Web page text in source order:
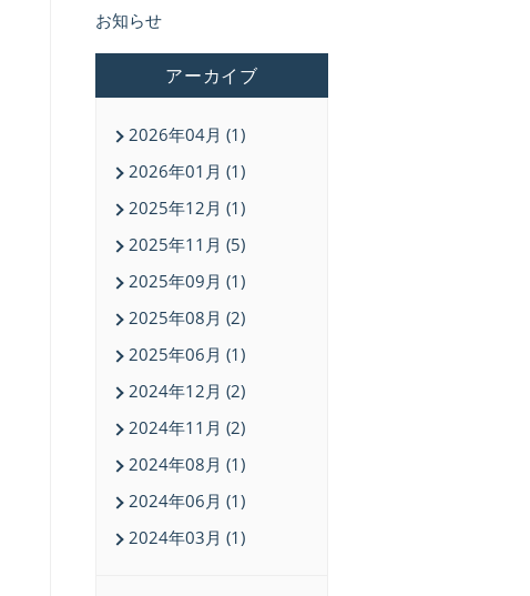
アーカイブ
2026年04月 (1)
2026年01月 (1)
2025年12月 (1)
2025年11月 (5)
2025年09月 (1)
2025年08月 (2)
2025年06月 (1)
2024年12月 (2)
2024年11月 (2)
2024年08月 (1)
2024年06月 (1)
2024年03月 (1)